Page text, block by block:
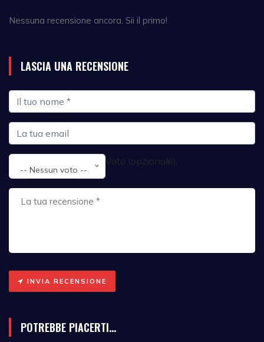
Nessuna recensione ancora. Sii il primo!
LASCIA UNA RECENSIONE
Voto (opzionale):
-- Nessun voto --
INVIA RECENSIONE
POTREBBE PIACERTI...